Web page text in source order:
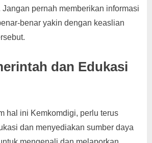
Jangan pernah memberikan informasi
benar yakin dengan keaslian
dan Edukasi
hal ini Kemkomdigi, perlu terus
dan menyediakan sumber daya